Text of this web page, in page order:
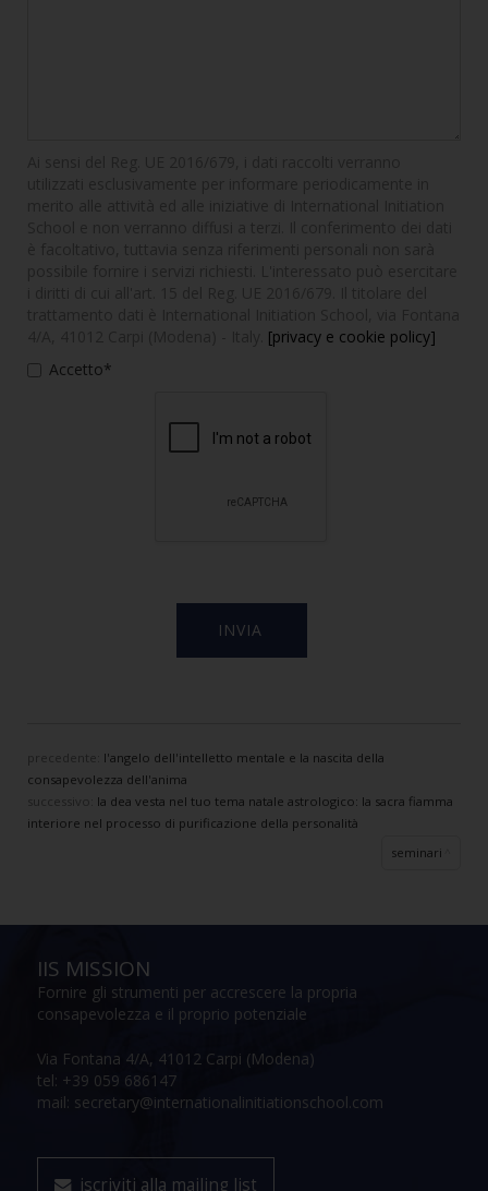
[privacy e cookie policy]
Accetto*
precedente: l'angelo dell'intelletto mentale e la nascita della
consapevolezza dell'anima
la dea vesta nel tuo tema natale astrologico: la sacra fiamma
interiore nel processo di purificazione della personalità
seminari
IIS MISSION
Fornire gli strumenti per accrescere la propria
consapevolezza e il proprio potenziale
Via Fontana 4/A, 41012 Carpi (Modena)
tel: +39 059 686147
mail: secretary@internationalinitiationschool.com
iscriviti alla mailing list